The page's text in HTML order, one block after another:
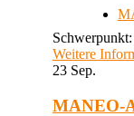
Weitere
23 Sep.
MANEO-